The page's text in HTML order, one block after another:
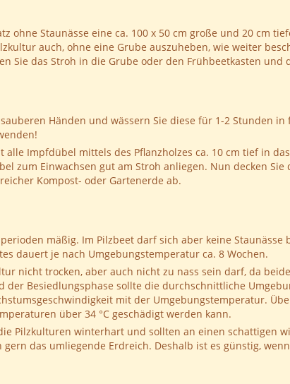
ohne Staunässe eine ca. 100 x 50 cm große und 20 cm
auch, ohne eine Grube auszuheben, wie weiter
Sie das Stroh in die Grube oder den Frühbeetkasten und
Händen und wässern Sie diese für 1-2 Stunden
alle Impfdübel mittels des Pflanzholzes ca. 10 cm tief in
zum Einwachsen gut am Stroh anliegen. Nun decken Sie
Kompost- oder Gartenerde ab.
mäßig. Im Pilzbeet darf sich aber keine
dauert je nach Umgebungstemperatur ca. 8 Wochen.
nicht trocken, aber auch nicht zu nass sein darf, da
der Besiedlungsphase sollte die durchschnittliche
mit der Umgebungstemperatur.
über 34 °C geschädigt werden kann.
Pilzkulturen winterhart und sollten an einen schattigen
das umliegende Erdreich. Deshalb ist es günstig,